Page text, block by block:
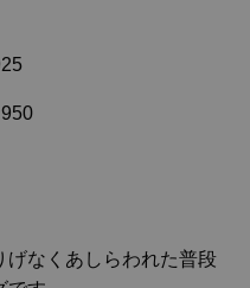
げなくあしらわれた普段